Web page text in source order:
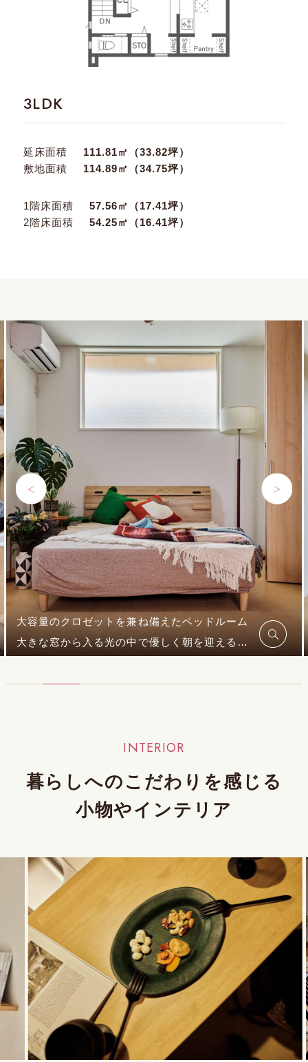
3LDK
延床面積
111.81㎡（33.82坪）
敷地面積
114.89㎡（34.75坪）
1階床面積
57.56㎡（17.41坪）
2階床面積
54.25㎡（16.41坪）
急なお客様や家族が帰ってきても気持ちよくお出迎えでき
大容量のクロゼットを兼ね備えたベッドルーム
大きな窓から入る光の中で優しく朝を迎えることができます。
INTERIOR
暮らしへの こだわりを感じる
小物やインテリア